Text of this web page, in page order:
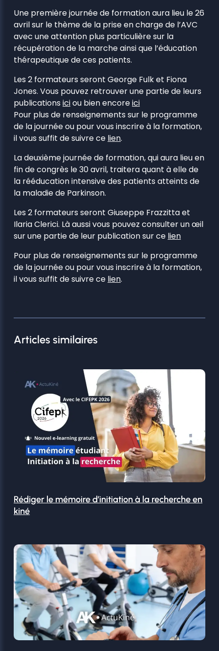
Une première journée de formation aura lieu le 26
avril sur le thème de la prise en charge de l’AVC
avec une attention plus particulière sur la
récupération de la marche ainsi que l’éducation
thérapeutique de ces patients.
Les 2 formateurs seront George Fulk et Fiona
Jones. Vous pouvez retrouver une partie de leurs
publications iciou bien encoreici
Pour plus de renseignements sur le programme
de la journée ou pour vous inscrire à la formation,
il vous suffit de suivre ce lien.
La deuxième journée de formation, qui aura lieu en
fin de congrès le 30 avril, traitera quant à elle de
la rééducation intensive des patients atteints de
la maladie de Parkinson.
Les 2 formateurs seront Giuseppe Frazzitta et
Ilaria Clerici. Là aussi vous pouvez consulter un œil
sur une partie de leur publication sur ce lien
Pour plus de renseignements sur le programme
de la journée ou pour vous inscrire à la formation,
il vous suffit de suivre ce lien.
Articles similaires
Rédiger le mémoire d’initiation à la recherche en
kiné